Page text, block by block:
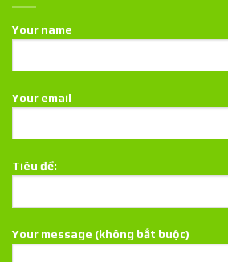
Your name
Your email
Tiêu đề:
Your message (không bắt buộc)